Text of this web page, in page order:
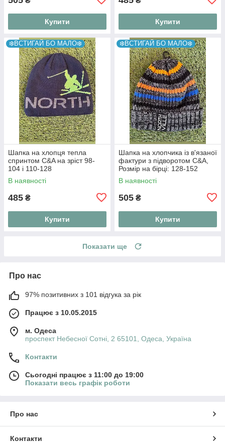
Купити Купити
❄️ВСТИГАЙ БО МАЛО❄️
Шапка на хлопця тепла
спринтом C&A на зріст 98-
104 і 110-128
В наявності
485 ₴
Купити
❄️ВСТИГАЙ БО МАЛО❄️
Шапка на хлопчика із в'язаної
фактури з підворотом C&A,
Розмір на бірці: 128-152
В наявності
505 ₴
Купити
Показати ще
Про нас
97% позитивних з 101 відгука за рік
Працює з 10.05.2015
м. Одеса
проспект Небесної Сотні, 2 65101, Одеса, Україна
Контакти
Сьогодні працює з 11:00 до 19:00
Показати весь графік роботи
Про нас
Контакти